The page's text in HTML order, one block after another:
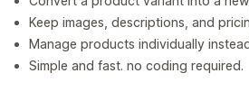
Keep images, descriptions, and
Manage products individually
Simple and fast. no coding required.